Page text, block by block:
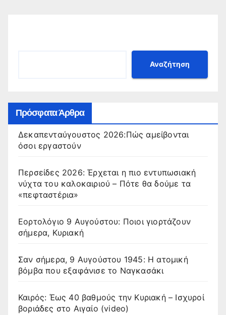
Αναζήτηση
Πρόσφατα Άρθρα
Δεκαπενταύγουστος 2026:Πώς αμείβονται
όσοι εργαστούν
Περσείδες 2026: Έρχεται η πιο εντυπωσιακή
νύχτα του καλοκαιριού – Πότε θα δούμε τα
«πεφταστέρια»
Εορτολόγιο 9 Αυγούστου: Ποιοι γιορτάζουν
σήμερα, Κυριακή
Σαν σήμερα, 9 Αυγούστου 1945: Η ατομική
βόμβα που εξαφάνισε το Ναγκασάκι
Καιρός: Έως 40 βαθμούς την Κυριακή – Ισχυροί
βοριάδες στο Αιγαίο (video)